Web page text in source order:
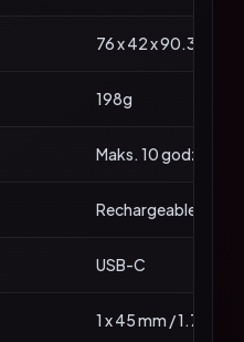
76 x 42 x 90.3 mm
198g
Maks. 10 godzin
Rechargeable
USB-C
1 x 45 mm / 1.77”